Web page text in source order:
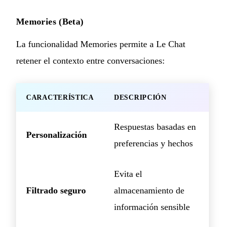
Memories (Beta)
La funcionalidad Memories permite a Le Chat
retener el contexto entre conversaciones:
CARACTERÍSTICA DESCRIPCIÓN
Personalización
Respuestas basadas en
preferencias y hechos
Filtrado seguro
Evita el
almacenamiento de
información sensible